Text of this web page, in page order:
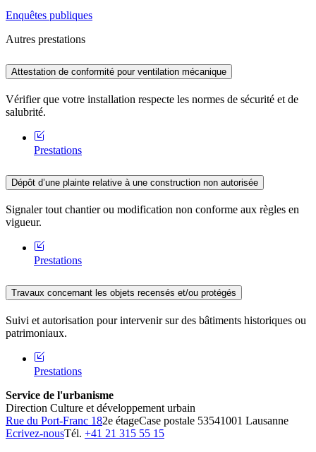
Enquêtes publiques
Autres prestations
Attestation de conformité pour ventilation mécanique
Vérifier que votre installation respecte les normes de sécurité et de
salubrité.
Prestations
Dépôt d’une plainte relative à une construction non autorisée
Signaler tout chantier ou modification non conforme aux règles en
vigueur.
Prestations
Travaux concernant les objets recensés et/ou protégés
Suivi et autorisation pour intervenir sur des bâtiments historiques ou
patrimoniaux.
Prestations
Service de l'urbanisme
Direction Culture et développement urbain
Rue du Port-Franc 182e étageCase postale 53541001 Lausanne
Ecrivez-nousTél. +41 21 315 55 15